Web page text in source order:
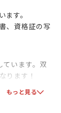
ます。
、資格証の写
ています。双
ります！
もっと見る